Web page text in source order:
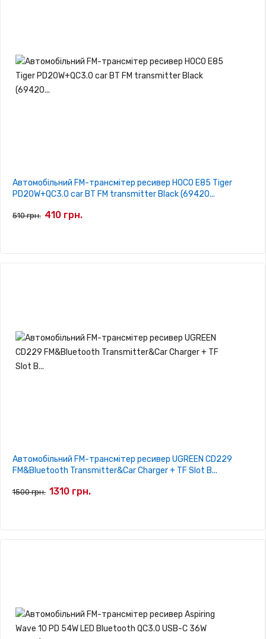
Автомобільний FM-трансмітер ресивер HOCO E85 Tiger
PD20W+QC3.0 car BT FM transmitter Black (69420...
510 грн. 410 грн.
Автомобільний FM-трансмітер ресивер UGREEN CD229
FM&Bluetooth Transmitter&Car Charger + TF Slot B...
1500 грн. 1310 грн.